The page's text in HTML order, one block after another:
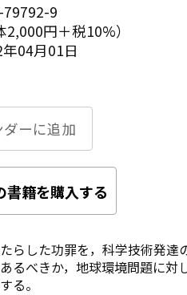
9
円＋税10%）
04月01日
ーに追加
書籍を購入する
らした功罪を，科学技術発達
るべきか，地球環境問題に対
る。